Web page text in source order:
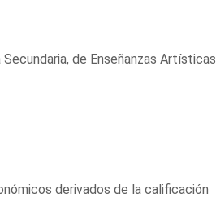
de Enseñanzas Artísticas
derivados de la calificación